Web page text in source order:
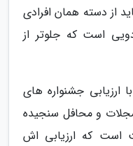
از دسته همان افرادی
است که جلوتر از
ارزیابی جشنواره های
و محافل سنجیده
است که ارزیابی اش